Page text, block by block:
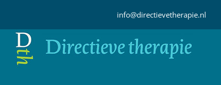
inhoud
info@directievetherapie.nl